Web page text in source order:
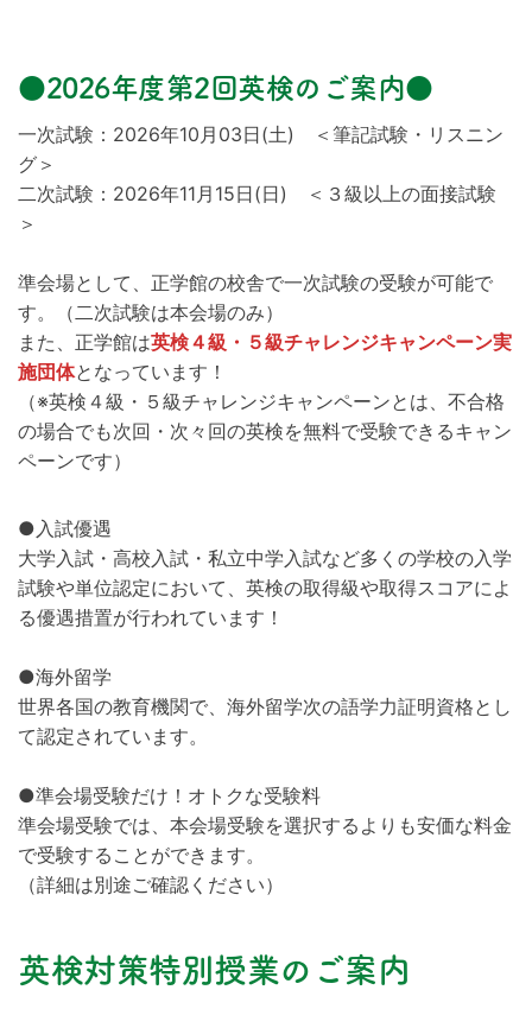
●2026年度第2回英検のご案内●
一次試験：2026年10月03日(土) ＜筆記試験・リスニン
グ＞
二次試験：2026年11月15日(日) ＜３級以上の面接試験
＞
準会場として、正学館の校舎で一次試験の受験が可能で
す。（二次試験は本会場のみ）
また、正学館は英検４級・５級チャレンジキャンペーン実
施団体となっています！
（※英検４級・５級チャレンジキャンペーンとは、不合格
の場合でも次回・次々回の英検を無料で受験できるキャン
ペーンです）
●入試優遇
大学入試・高校入試・私立中学入試など多くの学校の入学
試験や単位認定において、英検の取得級や取得スコアによ
る優遇措置が行われています！
●海外留学
世界各国の教育機関で、海外留学次の語学力証明資格とし
て認定されています。
●準会場受験だけ！オトクな受験料
準会場受験では、本会場受験を選択するよりも安価な料金
で受験することができます。
（詳細は別途ご確認ください）
英検対策特別授業のご案内